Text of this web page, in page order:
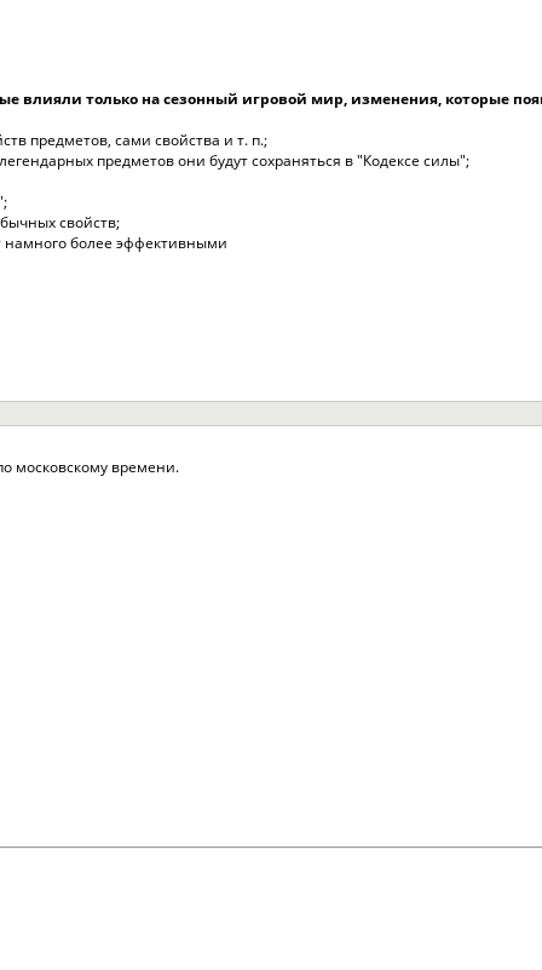
влияли только на сезонный игровой мир, изменения, которые
предметов, сами свойства и т. п.;
предметов они будут сохраняться в "Кодексе силы";
свойств;
намного более эффективными
московскому времени.